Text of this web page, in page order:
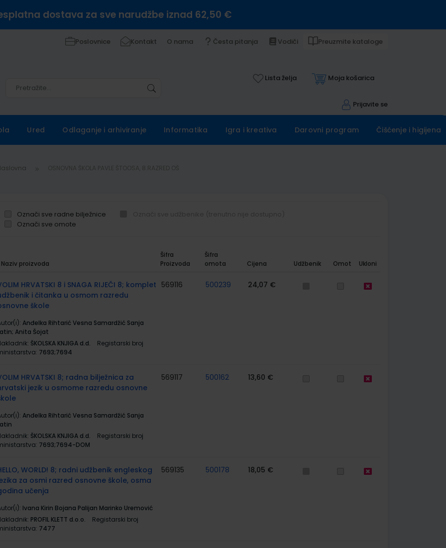
dostava za sve narudžbe iznad 62,50 €
Poslovnice Kontakt O nama Česta pitanja Vodiči Preuzmite kataloge
Lista želja Moja košarica
Prijavite se
Ured Odlaganje i arhiviranje Informatika Igra i kreativa Darovni program Čišćenje i higijena
Označi sve radne bilježnice
Označi sve omote
Naziv proizvoda
Šifra
Proizvoda
Šifra
omota
Cijena Udžbenik Omot Ukloni
HRVATSKI 8 i SNAGA RIJEČI 8; komplet
i čitanka u osmom razredu
škole
Anđelka Rihtarić Vesna Samardžić Sanja
Anita Šojat
ŠKOLSKA KNJIGA d.d.
Registarski broj
7693;7694
569116 500239 24,07 €
HRVATSKI 8; radna bilježnica za
jezik u osmome razredu osnovne
Anđelka Rihtarić Vesna Samardžić Sanja
ŠKOLSKA KNJIGA d.d.
Registarski broj
7693;7694-DOM
569117 500162 13,60 €
WORLD! 8; radni udžbenik engleskog
za osmi razred osnovne škole, osma
učenja
Ivana Kirin Bojana Palijan Marinko Uremović
PROFIL KLETT d.o.o.
Registarski broj
7477
569135 500178 18,05 €